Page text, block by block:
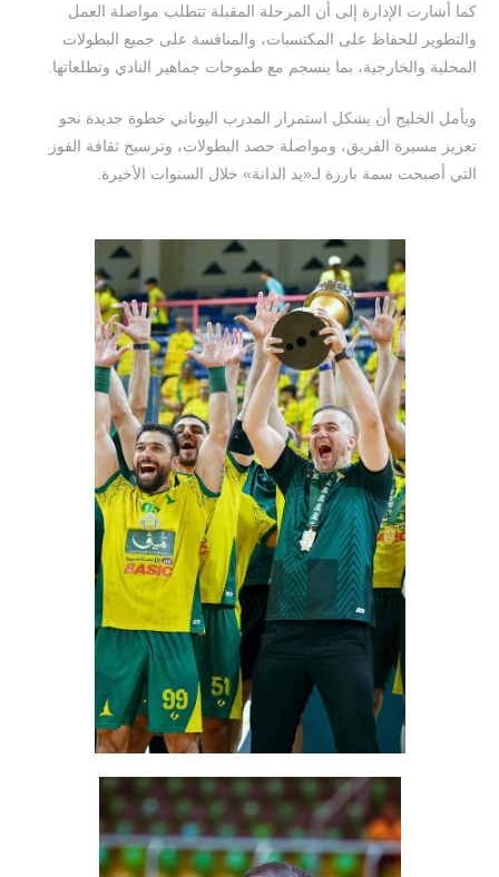
كما أشارت الإدارة إلى أن المرحلة المقبلة تتطلب مواصلة العمل
والتطوير للحفاظ على المكتسبات، والمنافسة على جميع البطولات
المحلية والخارجية، بما ينسجم مع طموحات جماهير النادي وتطلعاتها.
ويأمل الخليج أن يشكل استمرار المدرب اليوناني خطوة جديدة نحو
تعزيز مسيرة الفريق، ومواصلة حصد البطولات، وترسيخ ثقافة الفوز
التي أصبحت سمة بارزة لـ«يد الدانة» خلال السنوات الأخيرة.